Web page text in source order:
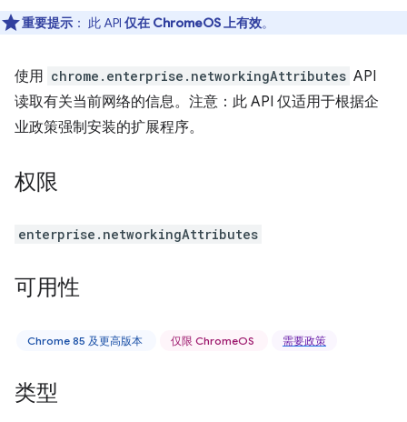
重要提示 ： 此 API 仅在 ChromeOS 上有效。
使用 chrome.enterprise.networkingAttributes API
读取有关当前网络的信息。注意：此 API 仅适用于根据企
业政策强制安装的扩展程序。
权限
enterprise.networkingAttributes
可用性
Chrome 85 及更高版本 仅限 ChromeOS 需要政策
类型